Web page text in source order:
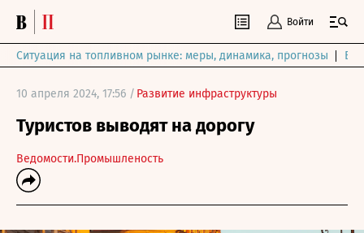
Войти
Ситуация на топливном рынке: меры, динамика, прогнозы
10 апреля 2024, 17:56 / Развитие инфраструктуры
Туристов выводят на дорогу
Ведомости.Промышленость